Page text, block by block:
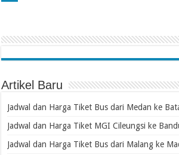
Artikel Baru
Jadwal dan Harga Tiket Bus dari Medan ke
Jadwal dan Harga Tiket MGI Cileungsi ke
Jadwal dan Harga Tiket Bus dari Malang ke